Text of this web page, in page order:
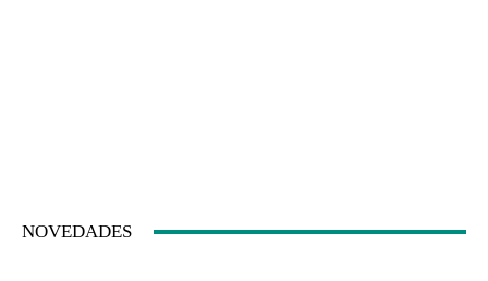
NOVEDADES